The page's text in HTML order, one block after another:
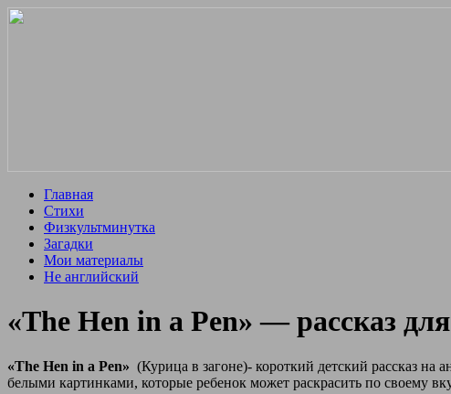
Главная
Стихи
Физкультминутка
Загадки
Мои материалы
Не английский
«The Hen in a Pen» — рассказ
«The Hen in a Pen» (Курица в загоне)- короткий детский рассказ на
белыми картинками, которые ребенок может раскрасить по своему